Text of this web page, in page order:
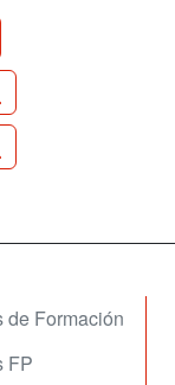
de Formación
FP